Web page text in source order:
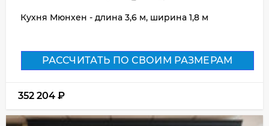
Кухня Мюнхен - длина 3,6 м, ширина 1,8 м
РАССЧИТАТЬ ПО СВОИМ РАЗМЕРАМ
352 204 ₽